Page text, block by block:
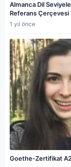
Almanca Dil
Referans Çerçevesi
Kriterleri
1 yıl önce
Goethe-Zertifikat A2